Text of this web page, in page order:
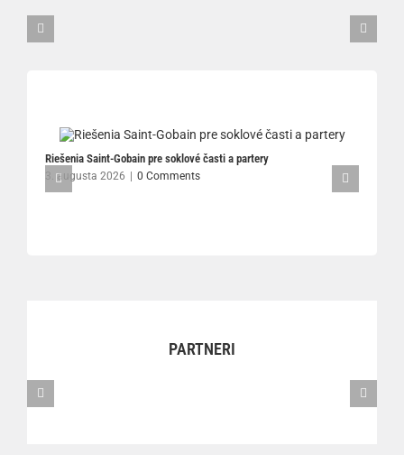
Riešenia Saint-Gobain pre soklové časti a partery
3. augusta 2026 0 Comments
PARTNERI